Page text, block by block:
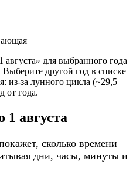
для выбранного года
другой год в списке
из-за лунного цикла (~29,5
от года.
1 августа
сколько времени
дни, часы, минуты и